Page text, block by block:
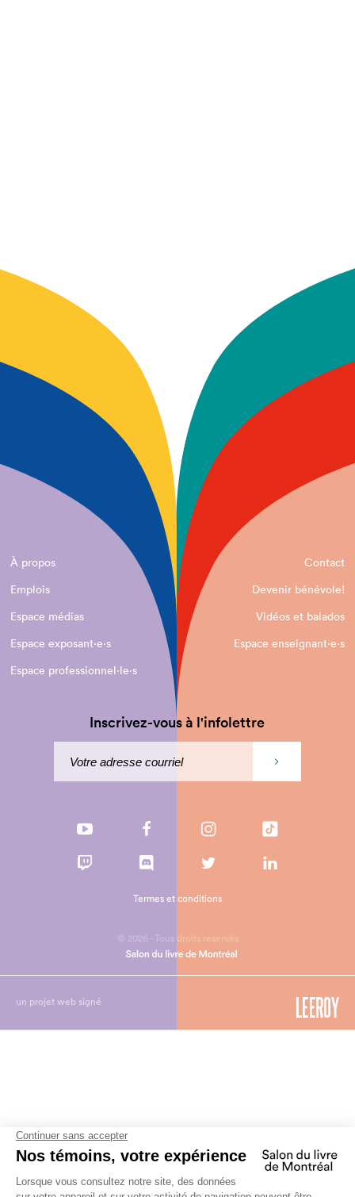
À propos
Contact
Emplois
Devenir bénévole!
Espace médias
Vidéos et balados
Espace exposant·e⋅s
Espace enseignant·e⋅s
Espace professionnel·le⋅s
Inscrivez-vous à l'infolettre
© 2026 - Tous droits réservés
Termes et conditions
un projet web signé